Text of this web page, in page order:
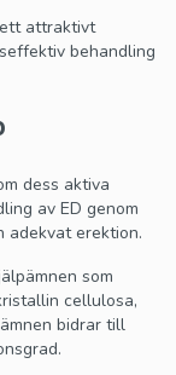
attraktivt
behandling
dess aktiva
av ED genom
adekvat erektion.
som
cellulosa,
bidrar till